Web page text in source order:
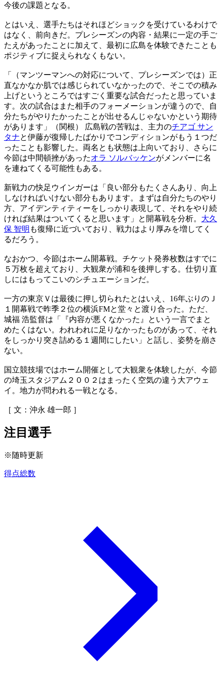
今後の課題となる。
とはいえ、選手たちはそれほどショックを受けているわけで
はなく、前向きだ。プレシーズンの内容・結果に一定の手ご
たえがあったことに加えて、最初に広島を体験できたことも
ポジティブに捉えられなくもない。
「（マンツーマンへの対応について、プレシーズンでは）正
直なかなか肌では感じられていなかったので、そこでの積み
上げというところではすごく重要な試合だったと思っていま
す。次の試合はまた相手のフォーメーションが違うので、自
分たちがやりたかったことが出せるんじゃないかという期待
があります」（関根） 広島戦の苦戦は、主力のチアゴ サン
タナと伊藤が復帰したばかりでコンディションがもう１つだ
ったことも影響した。両名とも状態は上向いており、さらに
今節は中間頓挫があったオラ ソルバッケンがメンバーに名
を連ねてくる可能性もある。
新戦力の快足ウインガーは「良い部分もたくさんあり、向上
しなければいけない部分もあります。まずは自分たちのやり
方、アイデンティティーをしっかり表現して、それをやり続
ければ結果はついてくると思います」と開幕戦を分析。 大久
保 智明 も復帰に近づいており、戦力はより厚みを増してく
るだろう。
なおかつ、今節はホーム開幕戦。チケット発券枚数はすでに
５万枚を超えており、大観衆が浦和を後押しする。仕切り直
しにはもってこいのシチュエーションだ。
一方の東京Ｖは最後に押し切られたとはいえ、16年ぶりのＪ
１開幕戦で昨季２位の横浜FMと堂々と渡り合った。ただ、
城福 浩監督は「『内容が悪くなかった』という一言でまと
めたくはない。われわれに足りなかったものがあって、それ
をしっかり突き詰める１週間にしたい」と話し、姿勢を崩さ
ない。
国立競技場ではホーム開催として大観衆を体験したが、今節
の埼玉スタジアム２００２はまったく空気の違う大アウェ
イ。地力が問われる一戦となる。
［ 文：沖永 雄一郎 ］
注目選手
※随時更新
得点総数